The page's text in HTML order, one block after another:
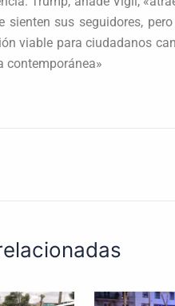
sienten sus seguidores,
viable para ciudadanos
contemporánea»